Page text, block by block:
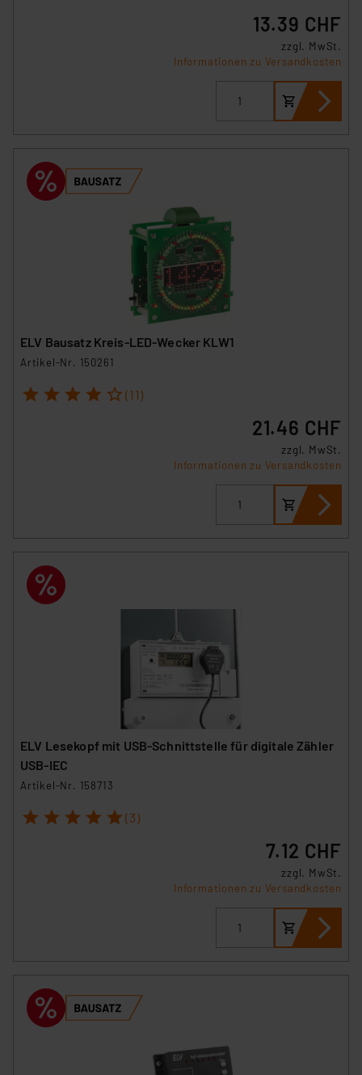
13.39 CHF
zzgl. MwSt.
Informationen zu Versandkosten
ELV Bausatz Kreis-LED-Wecker KLW1
Artikel-Nr. 150261
1 2 3 4 5 (11)
21.46 CHF
zzgl. MwSt.
Informationen zu Versandkosten
ELV Lesekopf mit USB-Schnittstelle für digitale Zähler
USB-IEC
Artikel-Nr. 158713
1 2 3 4 5 (3)
7.12 CHF
zzgl. MwSt.
Informationen zu Versandkosten